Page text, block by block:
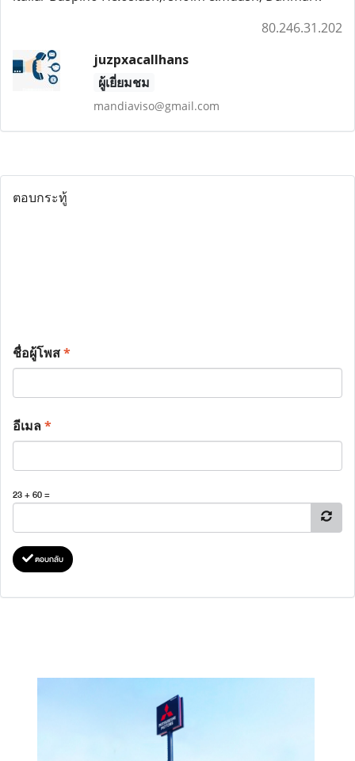
80.246.31.202
juzpxacallhans
ผู้เยี่ยมชม
mandiaviso@gmail.com
ตอบกระทู้
ชื่อผู้โพส*
อีเมล*
23 + 60 =
ตอบกลับ